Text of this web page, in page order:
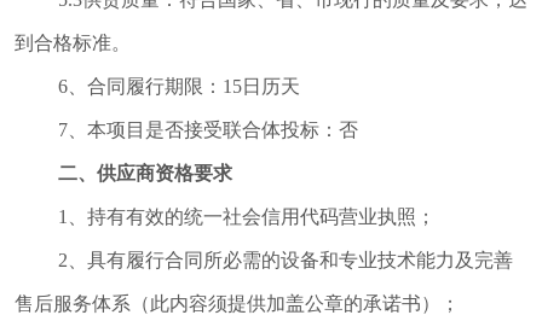
到合格标准。
6、合同履行期限：15日历天
7、本项目是否接受联合体投标：否
二、供应商资格要求
1、持有有效的统一社会信用代码营业执照；
2、具有履行合同所必需的设备和专业技术能力及完善
售后服务体系（此内容须提供加盖公章的承诺书）；